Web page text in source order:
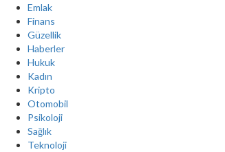
Emlak
Finans
Güzellik
Haberler
Hukuk
Kadın
Kripto
Otomobil
Psikoloji
Sağlık
Teknoloji